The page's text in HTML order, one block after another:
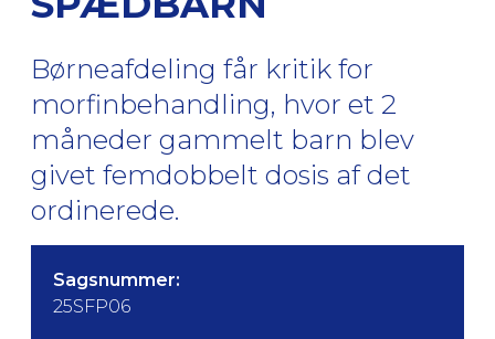
Børneafdeling får kritik for
morfinbehandling, hvor et 2
måneder gammelt barn blev
givet femdobbelt dosis af det
ordinerede.
Sagsnummer:
25SFP06